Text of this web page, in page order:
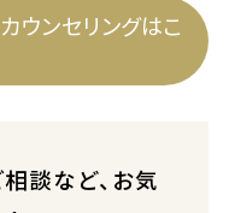
ウンセリングはこ
談など、お気